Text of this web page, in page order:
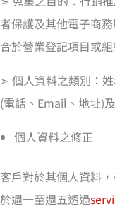
者保護及其他電子商
合於營業登記項目或
➣ 個人資料之類別：
(電話、Email、地址)
個人資料之修正
客戶對於其個人資料
於週一至週五透過